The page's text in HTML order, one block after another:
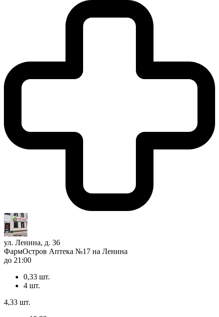
ул. Ленина, д. 36
ФармОстров Аптека №17 на Ленина
до 21:00
0,33 шт.
4 шт.
4,33 шт.